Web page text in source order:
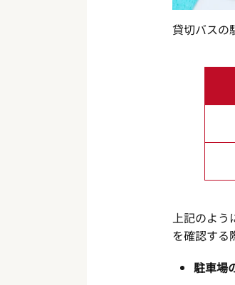
貸切バスの
上記のよ
を確認する
駐車場